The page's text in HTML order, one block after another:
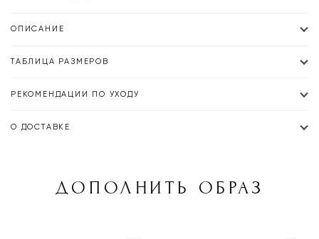
ОПИСАНИЕ
ТАБЛИЦА РАЗМЕРОВ
РЕКОМЕНДАЦИИ ПО УХОДУ
О ДОСТАВКЕ
ДОПОЛНИТЬ ОБРАЗ